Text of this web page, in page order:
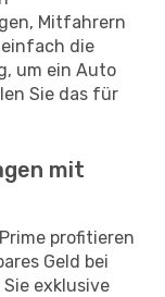
Mitfahrern
die
um ein Auto
Sie das für
mit
profitieren
Geld bei
exklusive